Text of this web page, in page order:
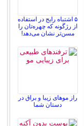
۵ اشتباه رایج در استفاده
از رژگونه که چهره‌تان را
مسن‌تر نشان می‌دهد!
راز موهای زیبا و براق در
دستان شما